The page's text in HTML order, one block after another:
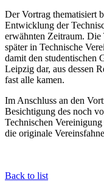
Der Vortrag thematisiert
Entwicklung der
erwähnten Zeitraum.
später in Technische
damit den studentischen
Leipzig dar, aus dessen
fast alle kamen.
Im Anschluss an den
Besichtigung des noch
Technischen
die originale
Back to list